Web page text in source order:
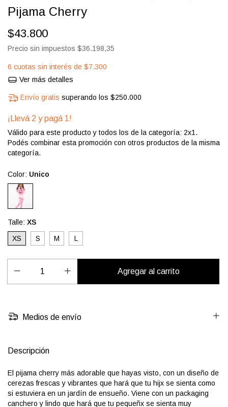
Pijama Cherry
$43.800
Precio sin impuestos $36.198,35
6 cuotas sin interés de $7.300
Ver más detalles
Envío gratis superando los$250.000
¡Llevá 2 y pagá 1!
Válido para este producto y todos los de la categoría: 2x1.
Podés combinar esta promoción con otros productos de la misma
categoría.
Color: Unico
Talle: XS
XS
S M L
Medios de envío
Descripción
El pijama cherry más adorable que hayas visto, con un diseño de
cerezas frescas y vibrantes que hará que tu hijx se sienta como
si estuviera en un jardín de ensueño. Viene con un packaging
canchero y lindo que hará que tu pequeñx se sienta muy